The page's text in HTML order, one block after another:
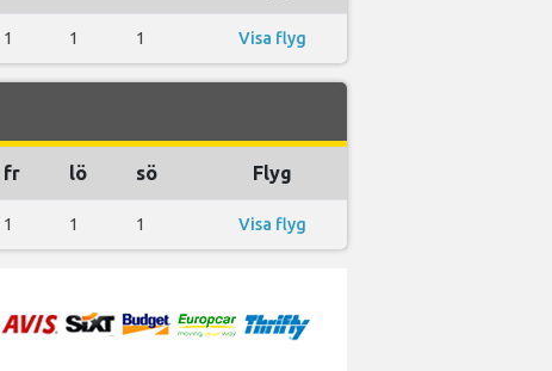
1 1 1 Visa flyg
fr lö sö Flyg
1 1 1 Visa flyg